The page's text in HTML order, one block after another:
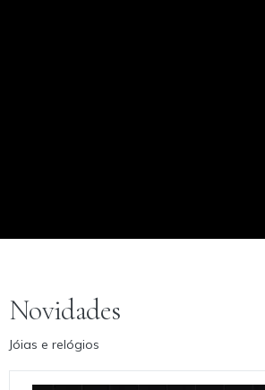
Novidades
Jóias e relógios